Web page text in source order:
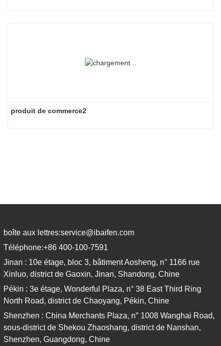
produit de commerce2
boîte aux lettres:service@ibaifen.com
Téléphone:+86 400-100-7591
Jinan : 10e étage, bloc 3, bâtiment Aosheng, n° 1166 rue
Xinluo, district de Gaoxin, Jinan, Shandong, Chine
Pékin : 3e étage, Wonderful Plaza, n° 38 East Third Ring
North Road, district de Chaoyang, Pékin, Chine
Shenzhen : China Merchants Plaza, n° 1008 Wanghai Road,
sous-district de Shekou Zhaoshang, district de Nanshan,
Shenzhen, Guangdong, Chine